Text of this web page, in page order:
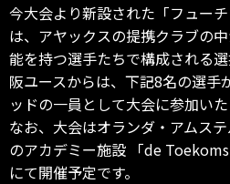
今大会より新設された「フューチ
は、アヤックスの提携クラブの
能を持つ選手たちで構成される
阪ユースからは、下記8名の選手
ッドの一員として大会に参加いた
なお、大会はオランダ・アムス
のアカデミー施設 「de
にて開催予定です。